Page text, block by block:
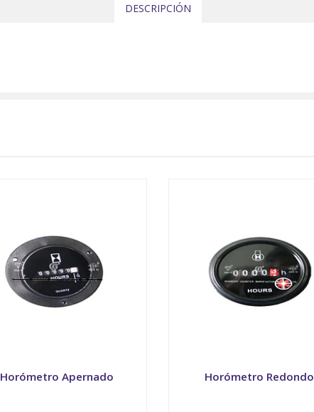
DESCRIPCIÓN
Horómetro Apernado Horómetro Redondo